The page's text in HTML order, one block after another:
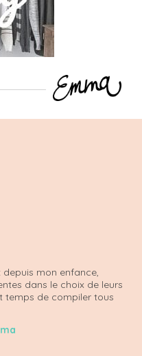
mon enfance,
dans le choix de leurs
temps de compiler tous